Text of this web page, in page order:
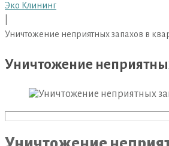
Эко Клининг
Уничтожение неприятных запахов в
Уничтожение